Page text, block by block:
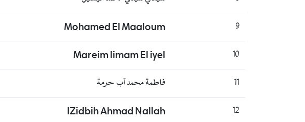
9
Mohamed El Maaloum
10
Mareim limam El iyel
11 فاطمة محمد آب حرمة
12
IZidbih Ahmad Nallah